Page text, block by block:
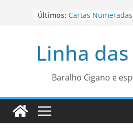
Últimos: Cartas
para está fase
Os Naipes no Tarot
Cartas da Corte
Linha
Baralho Cigano e